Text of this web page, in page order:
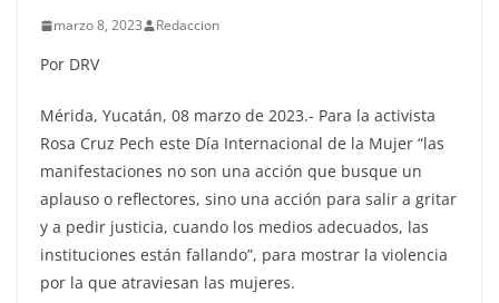
marzo 8, 2023 Redaccion
Por DRV
Mérida, Yucatán, 08 marzo de 2023.- Para la activista
Rosa Cruz Pech este Día Internacional de la Mujer “las
manifestaciones no son una acción que busque un
aplauso o reflectores, sino una acción para salir a gritar
y a pedir justicia, cuando los medios adecuados, las
instituciones están fallando”, para mostrar la violencia
por la que atraviesan las mujeres.